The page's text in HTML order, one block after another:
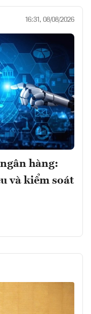
16:31, 08/08/2026
hàng:
và kiểm soát